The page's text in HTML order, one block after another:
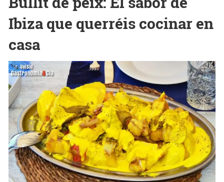
Ibiza que querréis cocinar en
casa